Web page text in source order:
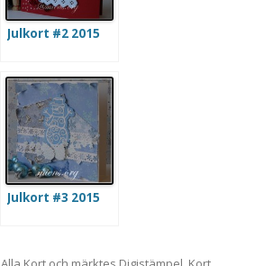
Julkort #2 2015
Julkort #3 2015